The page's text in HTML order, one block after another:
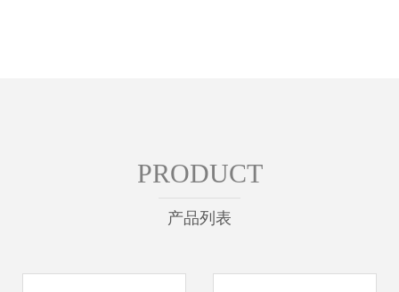
PRODUCT
产品列表